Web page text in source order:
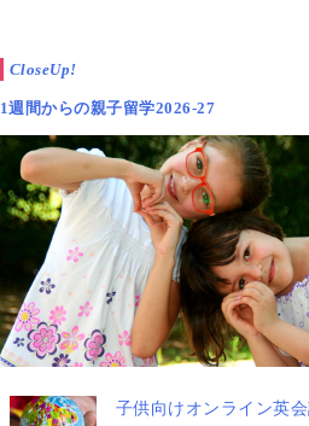
CloseUp!
1週間からの親子留学2026-27
子供向けオンライン英